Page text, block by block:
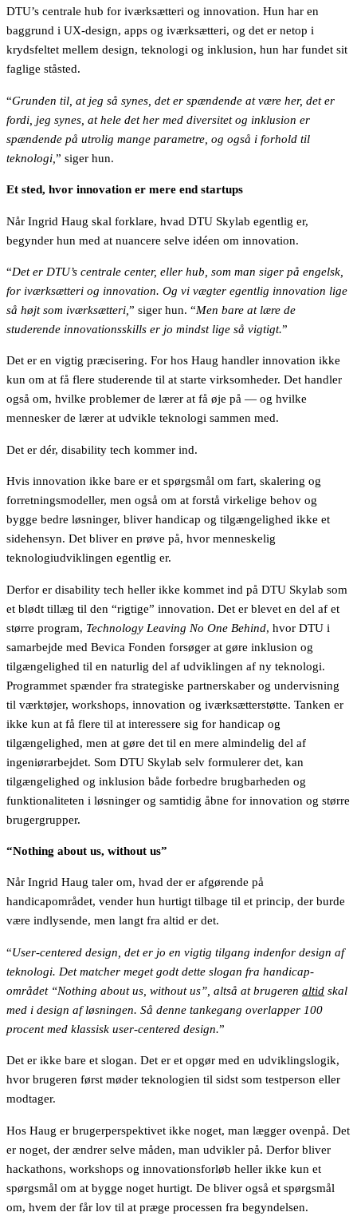
DTU’s centrale hub for iværksætteri og innovation. Hun har en
baggrund i UX-design, apps og iværksætteri, og det er netop i
krydsfeltet mellem design, teknologi og inklusion, hun har fundet sit
faglige ståsted.
“Grunden til, at jeg så synes, det er spændende at være her, det er
fordi, jeg synes, at hele det her med diversitet og inklusion er
spændende på utrolig mange parametre, og også i forhold til
teknologi, ” siger hun.
Et sted, hvor innovation er mere end startups
Når Ingrid Haug skal forklare, hvad DTU Skylab egentlig er,
begynder hun med at nuancere selve idéen om innovation.
“Det er DTU’s centrale center, eller hub, som man siger på engelsk,
for iværksætteri og innovation. Og vi vægter egentlig innovation lige
så højt som iværksætteri, ” siger hun. “Men bare at lære de
studerende innovationsskills er jo mindst lige så vigtigt.”
Det er en vigtig præcisering. For hos Haug handler innovation ikke
kun om at få flere studerende til at starte virksomheder. Det handler
også om, hvilke problemer de lærer at få øje på — og hvilke
mennesker de lærer at udvikle teknologi sammen med.
Det er dér, disability tech kommer ind.
Hvis innovation ikke bare er et spørgsmål om fart, skalering og
forretningsmodeller, men også om at forstå virkelige behov og
bygge bedre løsninger, bliver handicap og tilgængelighed ikke et
sidehensyn. Det bliver en prøve på, hvor menneskelig
teknologiudviklingen egentlig er.
Derfor er disability tech heller ikke kommet ind på DTU Skylab som
et blødt tillæg til den “rigtige” innovation. Det er blevet en del af et
større program, Technology Leaving No One Behind, hvor DTU i
samarbejde med Bevica Fonden forsøger at gøre inklusion og
tilgængelighed til en naturlig del af udviklingen af ny teknologi.
Programmet spænder fra strategiske partnerskaber og undervisning
til værktøjer, workshops, innovation og iværksætterstøtte. Tanken er
ikke kun at få flere til at interessere sig for handicap og
tilgængelighed, men at gøre det til en mere almindelig del af
ingeniørarbejdet. Som DTU Skylab selv formulerer det, kan
tilgængelighed og inklusion både forbedre brugbarheden og
funktionaliteten i løsninger og samtidig åbne for innovation og større
brugergrupper.
“Nothing about us, without us”
Når Ingrid Haug taler om, hvad der er afgørende på
handicapområdet, vender hun hurtigt tilbage til et princip, der burde
være indlysende, men langt fra altid er det.
“User-centered design, det er jo en vigtig tilgang indenfor design af
teknologi. Det matcher meget godt dette slogan fra handicap-
området “Nothing about us, without us”, altså at brugeren altid skal
med i design af løsningen. Så denne tankegang overlapper 100
procent med klassisk user-centered design.”
Det er ikke bare et slogan. Det er et opgør med en udviklingslogik,
hvor brugeren først møder teknologien til sidst som testperson eller
modtager.
Hos Haug er brugerperspektivet ikke noget, man lægger ovenpå. Det
er noget, der ændrer selve måden, man udvikler på. Derfor bliver
hackathons, workshops og innovationsforløb heller ikke kun et
spørgsmål om at bygge noget hurtigt. De bliver også et spørgsmål
om, hvem der får lov til at præge processen fra begyndelsen.